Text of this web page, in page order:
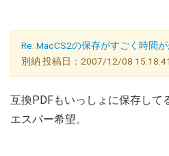
Re: MacCS2の保存がすごく時間が
別納 投稿日：2007/12/08 15:18:41
互換PDFもいっしょに保存して
エスパー希望。